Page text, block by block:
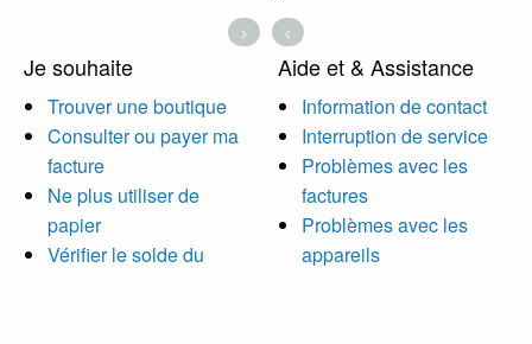
> <
Je souhaite
Trouver une boutique
Consulter ou payer ma
facture
Ne plus utiliser de
papier
Vérifier le solde du
Aide et & Assistance
Information de contact
Interruption de service
Problèmes avec les
factures
Problèmes avec les
appareils